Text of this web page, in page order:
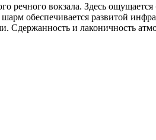
речного вокзала. Здесь
обеспечивается развитой
и лаконичность